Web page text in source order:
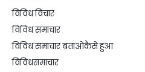
विविध विचार
विविध समाचार
विविध समाचार बताओकैसे हुआ
विविधसमाचार